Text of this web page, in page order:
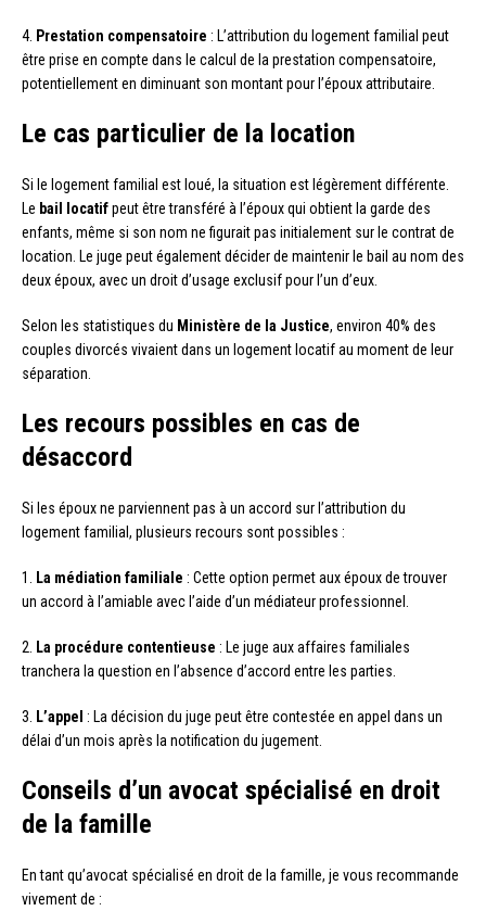
4. Prestation compensatoire : L’attribution du logement familial peut
être prise en compte dans le calcul de la prestation compensatoire,
potentiellement en diminuant son montant pour l’époux attributaire.
Le cas particulier de la location
Si le logement familial est loué, la situation est légèrement différente.
Le bail locatifpeut être transféré à l’époux qui obtient la garde des
enfants, même si son nom ne figurait pas initialement sur le contrat de
location. Le juge peut également décider de maintenir le bail au nom des
deux époux, avec un droit d’usage exclusif pour l’un d’eux.
Selon les statistiques du Ministère de la Justice, environ 40% des
couples divorcés vivaient dans un logement locatif au moment de leur
séparation.
Les recours possibles en cas de
désaccord
Si les époux ne parviennent pas à un accord sur l’attribution du
logement familial, plusieurs recours sont possibles :
1. La médiation familiale : Cette option permet aux époux de trouver
un accord à l’amiable avec l’aide d’un médiateur professionnel.
2. La procédure contentieuse : Le juge aux affaires familiales
tranchera la question en l’absence d’accord entre les parties.
3. L’appel : La décision du juge peut être contestée en appel dans un
délai d’un mois après la notification du jugement.
Conseils d’un avocat spécialisé en droit
de la famille
En tant qu’avocat spécialisé en droit de la famille, je vous recommande
vivement de :